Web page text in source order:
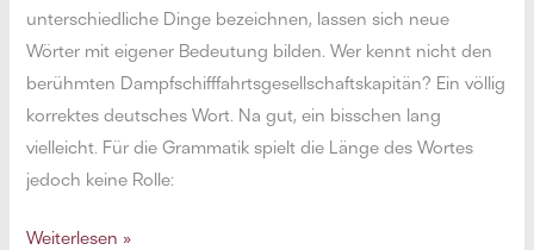
unterschiedliche Dinge bezeichnen, lassen sich neue
Wörter mit eigener Bedeutung bilden. Wer kennt nicht den
berühmten Dampfschifffahrtsgesellschaftskapitän? Ein völlig
korrektes deutsches Wort. Na gut, ein bisschen lang
vielleicht. Für die Grammatik spielt die Länge des Wortes
jedoch keine Rolle:
Vorsicht,
Weiterlesen »